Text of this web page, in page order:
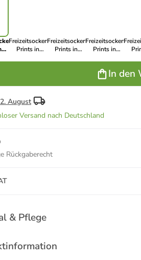
Freizeitsocken
Prints in
Freizeitsocken
Prints in
Freizeitsocken
Prints in
In den
August
Versand nach Deutschland
Rückgaberecht
& Pflege